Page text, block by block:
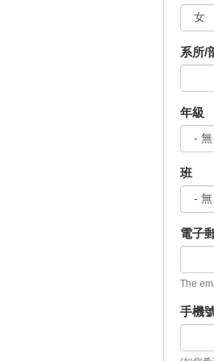
系所/
年級
班
電子
The
手機